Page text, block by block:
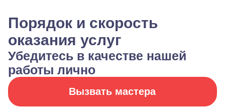
Порядок и скорость
оказания услуг
Убедитесь в качестве нашей
работы лично
Вызвать мастера